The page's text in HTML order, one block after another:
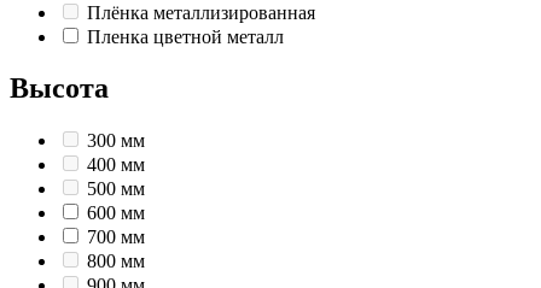
Плёнка металлизированная
Пленка цветной металл
Высота
300 мм
400 мм
500 мм
600 мм
700 мм
800 мм